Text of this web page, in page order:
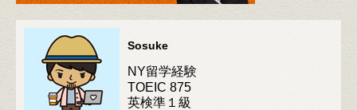
Sosuke
NY留学経験
TOEIC 875
英検準１級